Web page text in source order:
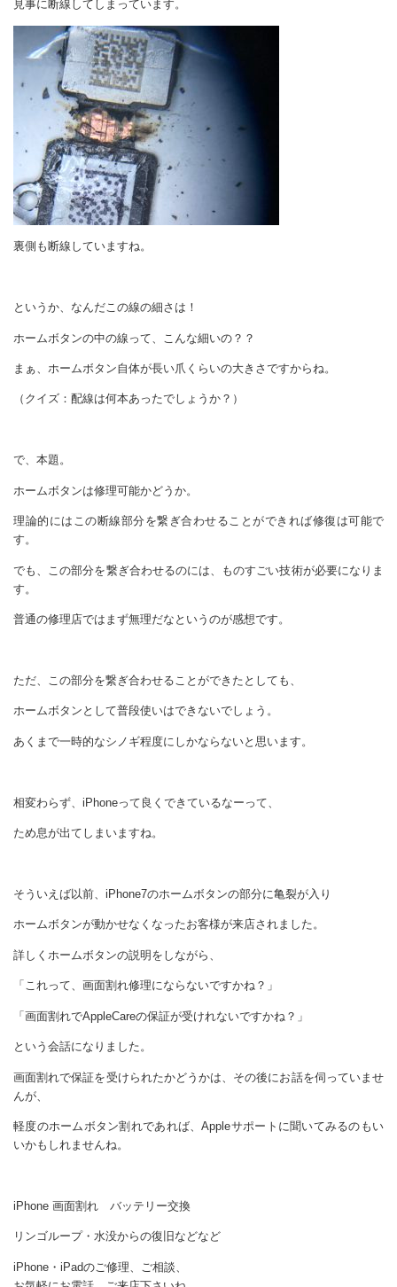
見事に断線してしまっています。
裏側も断線していますね。
というか、なんだこの線の細さは！
ホームボタンの中の線って、こんな細いの？？
まぁ、ホームボタン自体が長い爪くらいの大きさですからね。
（クイズ：配線は何本あったでしょうか？）
で、本題。
ホームボタンは修理可能かどうか。
理論的にはこの断線部分を繋ぎ合わせることができれば修復は可能で
す。
でも、この部分を繋ぎ合わせるのには、ものすごい技術が必要になりま
す。
普通の修理店ではまず無理だなというのが感想です。
ただ、この部分を繋ぎ合わせることができたとしても、
ホームボタンとして普段使いはできないでしょう。
あくまで一時的なシノギ程度にしかならないと思います。
相変わらず、iPhoneって良くできているなーって、
ため息が出てしまいますね。
そういえば以前、iPhone7のホームボタンの部分に亀裂が入り
ホームボタンが動かせなくなったお客様が来店されました。
詳しくホームボタンの説明をしながら、
「これって、画面割れ修理にならないですかね？」
「画面割れでAppleCareの保証が受けれないですかね？」
という会話になりました。
画面割れで保証を受けられたかどうかは、その後にお話を伺っていませ
んが、
軽度のホームボタン割れであれば、Appleサポートに聞いてみるのもい
いかもしれませんね。
iPhone 画面割れ バッテリー交換
リンゴループ・水没からの復旧などなど
iPhone・iPadのご修理、ご相談、